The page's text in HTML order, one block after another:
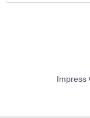
Impress